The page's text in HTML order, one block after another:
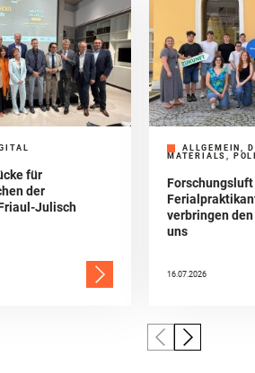
für
der
Julisch
ALLGEMEIN,
MATERIALS,
verbringen
uns
16.07.2026